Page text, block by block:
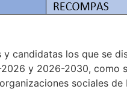
candidatas los que se
y 2026-2030,
sociales